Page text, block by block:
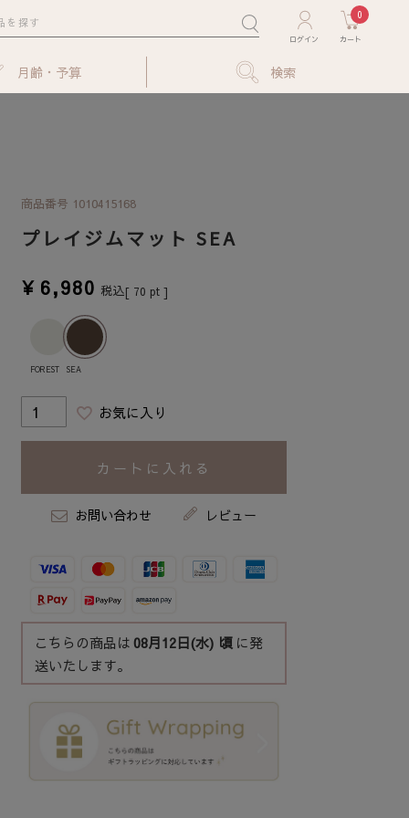
0
月齢・予算 検索
商品番号 1010415168
プレイジムマット SEA
¥ 6,980 税込[ 70 pt ]
FOREST SEA
お気に入り
カートに入れる
お問い合わせ レビュー
こちらの商品は 08月12日(水) 頃 に発
送いたします。